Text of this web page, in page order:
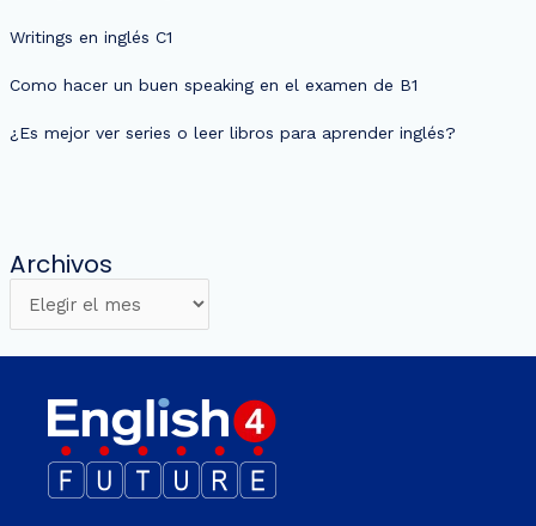
Writings en inglés C1
Como hacer un buen speaking en el examen de B1
¿Es mejor ver series o leer libros para aprender inglés?
Archivos